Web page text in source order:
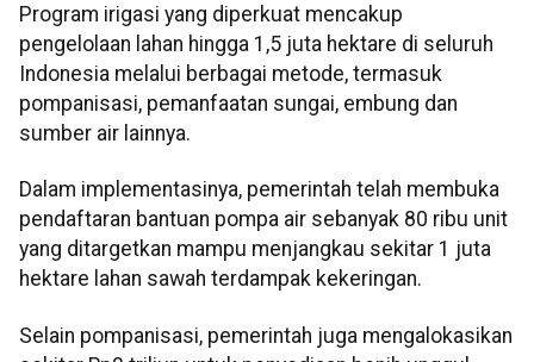
Program irigasi yang diperkuat mencakup
pengelolaan lahan hingga 1,5 juta hektare di seluruh
Indonesia melalui berbagai metode, termasuk
pompanisasi, pemanfaatan sungai, embung dan
sumber air lainnya.
Dalam implementasinya, pemerintah telah membuka
pendaftaran bantuan pompa air sebanyak 80 ribu unit
yang ditargetkan mampu menjangkau sekitar 1 juta
hektare lahan sawah terdampak kekeringan.
Selain pompanisasi, pemerintah juga mengalokasikan